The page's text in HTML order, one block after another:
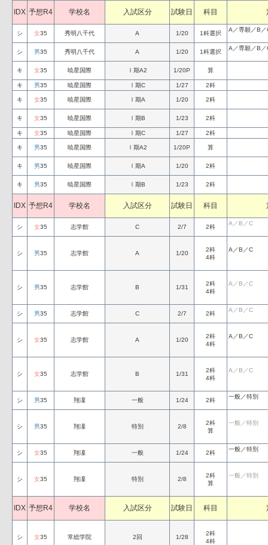
IDX 予想R4 学校名 入試区分 試験日 科目
シ 女35 秀明八千代 A 1/20 1科選択
A／専願／B／
シ 男35 秀明八千代 A 1/20 1科選択
A／専願／B／
キ 女35 暁星国際 Ⅰ期A2 1/20P 算
キ 男35 暁星国際 Ⅰ期C 1/27 2科
キ 女35 暁星国際 Ⅰ期A 1/20 2科
キ 女35 暁星国際 Ⅰ期B 1/23 2科
キ 女35 暁星国際 Ⅰ期C 1/27 2科
キ 男35 暁星国際 Ⅰ期A2 1/20P 算
キ 男35 暁星国際 Ⅰ期A 1/20 2科
キ 男35 暁星国際 Ⅰ期B 1/23 2科
IDX 予想R4 学校名 入試区分 試験日 科目
シ 女35 志学館 C 2/7 2科
A／B／C
シ 男35 志学館 A 1/20
2科
4科
A／B／C
シ 男35 志学館 B 1/31
2科
4科
A／B／C
シ 男35 志学館 C 2/7 2科
A／B／C
シ 女35 志学館 A 1/20
2科
4科
A／B／C
シ 女35 志学館 B 1/31
2科
4科
A／B／C
シ 男35 翔凜 一般 1/24 2科
一般／特別
シ 男35 翔凜 特別 2/8
2科
算
一般／特別
シ 女35 翔凜 一般 1/24 2科
一般／特別
シ 女35 翔凜 特別 2/8
2科
算
一般／特別
IDX 予想R4 学校名 入試区分 試験日 科目
シ 女35 常総学院 2回 1/28
2科
4科